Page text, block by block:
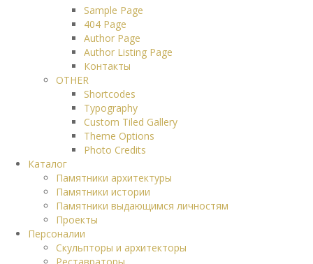
Sample Page
404 Page
Author Page
Author Listing Page
Контакты
OTHER
Shortcodes
Typography
Custom Tiled Gallery
Theme Options
Photo Credits
Каталог
Памятники архитектуры
Памятники истории
Памятники выдающимся личностям
Проекты
Персоналии
Скульпторы и архитекторы